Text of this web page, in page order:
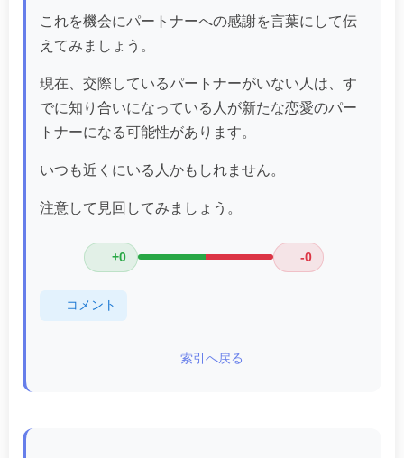
これを機会にパートナーへの感謝を言葉にして伝
えてみましょう。
現在、交際しているパートナーがいない人は、す
でに知り合いになっている人が新たな恋愛のパー
トナーになる可能性があります。
いつも近くにいる人かもしれません。
注意して見回してみましょう。
+0 -0
コメント
索引へ戻る